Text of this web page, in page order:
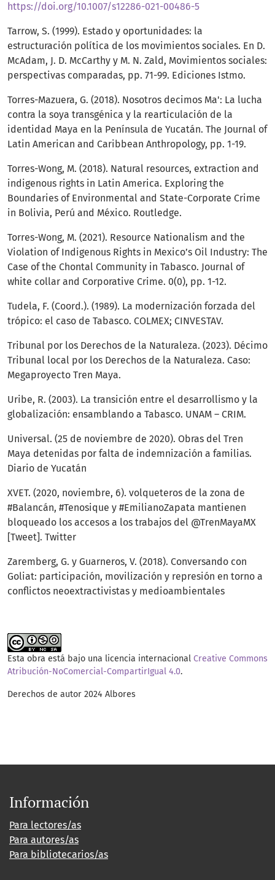
https://doi.org/10.1007/s12286-021-00486-5
Tarrow, S. (1999). Estado y oportunidades: la
estructuración política de los movimientos sociales. En D.
McAdam, J. D. McCarthy y M. N. Zald, Movimientos sociales:
perspectivas comparadas, pp. 71-99. Ediciones Istmo.
Torres-Mazuera, G. (2018). Nosotros decimos Ma': La lucha
contra la soya transgénica y la rearticulación de la
identidad Maya en la Península de Yucatán. The Journal of
Latin American and Caribbean Anthropology, pp. 1-19.
Torres-Wong, M. (2018). Natural resources, extraction and
indigenous rights in Latin America. Exploring the
Boundaries of Environmental and State-Corporate Crime
in Bolivia, Perú and México. Routledge.
Torres-Wong, M. (2021). Resource Nationalism and the
Violation of Indigenous Rights in Mexico’s Oil Industry: The
Case of the Chontal Community in Tabasco. Journal of
white collar and Corporative Crime. 0(0), pp. 1-12.
Tudela, F. (Coord.). (1989). La modernización forzada del
trópico: el caso de Tabasco. COLMEX; CINVESTAV.
Tribunal por los Derechos de la Naturaleza. (2023). Décimo
Tribunal local por los Derechos de la Naturaleza. Caso:
Megaproyecto Tren Maya.
Uribe, R. (2003). La transición entre el desarrollismo y la
globalización: ensamblando a Tabasco. UNAM – CRIM.
Universal. (25 de noviembre de 2020). Obras del Tren
Maya detenidas por falta de indemnización a familias.
Diario de Yucatán
XVET. (2020, noviembre, 6). volqueteros de la zona de
#Balancán, #Tenosique y #EmilianoZapata mantienen
bloqueado los accesos a los trabajos del @TrenMayaMX
[Tweet]. Twitter
Zaremberg, G. y Guarneros, V. (2018). Conversando con
Goliat: participación, movilización y represión en torno a
conflictos neoextractivistas y medioambientales
Esta obra está bajo una licencia internacional Creative Commons
Atribución-NoComercial-CompartirIgual 4.0.
Derechos de autor 2024 Albores
Información
Para lectores/as
Para autores/as
Para bibliotecarios/as